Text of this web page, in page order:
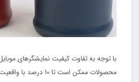
با توجه به تفاوت کیفیت نمایشگرهای
محصولات ممکن است تا 10 درصد با واقعیت متفاوت باشد